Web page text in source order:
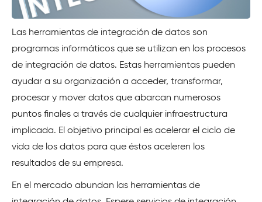
Las herramientas de integración de datos son
programas informáticos que se utilizan en los procesos
de integración de datos. Estas herramientas pueden
ayudar a su organización a acceder, transformar,
procesar y mover datos que abarcan numerosos
puntos finales a través de cualquier infraestructura
implicada. El objetivo principal es acelerar el ciclo de
vida de los datos para que éstos aceleren los
resultados de su empresa.
En el mercado abundan las herramientas de